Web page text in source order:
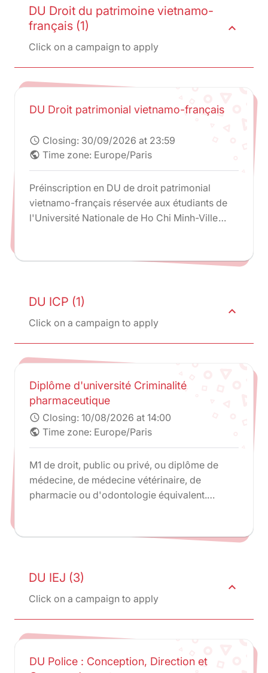
DU Droit du patrimoine vietnamo-
français (1)
Click on a campaign to apply
expand_less
DU Droit patrimonial vietnamo-français
schedule Closing: 30/09/2026 at 23:59
public Time zone: Europe/Paris
Préinscription en DU de droit patrimonial
vietnamo-français réservée aux étudiants de
l'Université Nationale de Ho Chi Minh-Ville
DU ICP (1)
Click on a campaign to apply
expand_less
Diplôme d'université Criminalité
pharmaceutique
schedule Closing: 10/08/2026 at 14:00
public Time zone: Europe/Paris
M1 de droit, public ou privé, ou diplôme de
médecine, de médecine vétérinaire, de
pharmacie ou d'odontologie équivalent.
professionnelle ou de la possession d'un
DU IEJ (3)
Click on a campaign to apply
expand_less
DU Police : Conception, Direction et